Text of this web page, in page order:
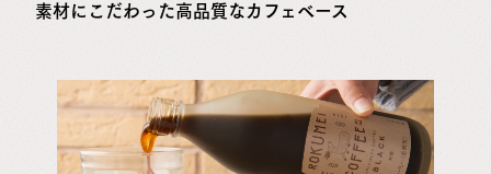
素材にこだわった高品質なカフェベース